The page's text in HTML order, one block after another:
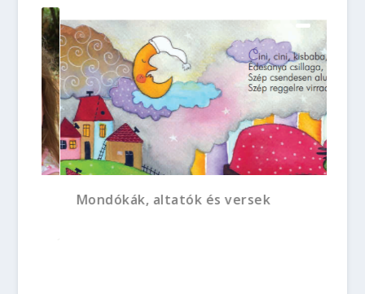
A testséma kialakulása és hatása a
Testvérkapcsolat és beszédfejlődés
Mondókák, altatók és versek